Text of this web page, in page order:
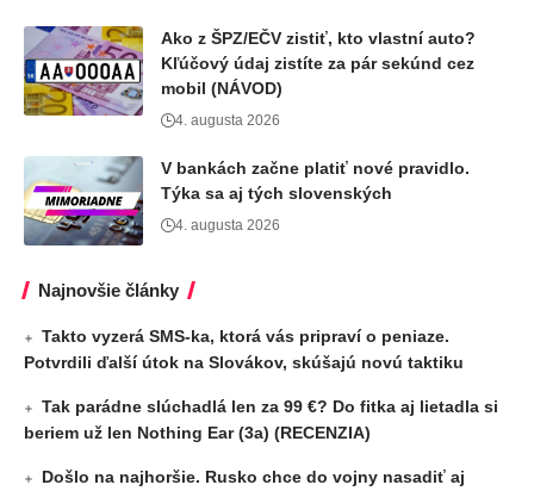
Ako z ŠPZ/EČV zistiť, kto vlastní auto?
Kľúčový údaj zistíte za pár sekúnd cez
mobil (NÁVOD)
4. augusta 2026
V bankách začne platiť nové pravidlo.
Týka sa aj tých slovenských
4. augusta 2026
Najnovšie články
Takto vyzerá SMS-ka, ktorá vás pripraví o peniaze.
Potvrdili ďalší útok na Slovákov, skúšajú novú taktiku
Tak parádne slúchadlá len za 99 €? Do fitka aj lietadla si
beriem už len Nothing Ear (3a) (RECENZIA)
Došlo na najhoršie. Rusko chce do vojny nasadiť aj